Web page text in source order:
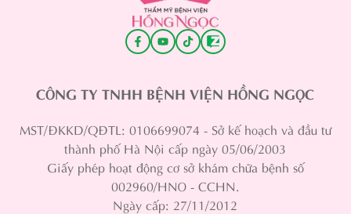
CÔNG TY TNHH BỆNH VIỆN HỒNG NGỌC
MST/ĐKKD/QĐTL: 0106699074 - Sở kế hoạch và đầu tư
thành phố Hà Nội cấp ngày 05/06/2003
Giấy phép hoạt động cơ sở khám chữa bệnh số
002960/HNO - CCHN.
Ngày cấp: 27/11/2012